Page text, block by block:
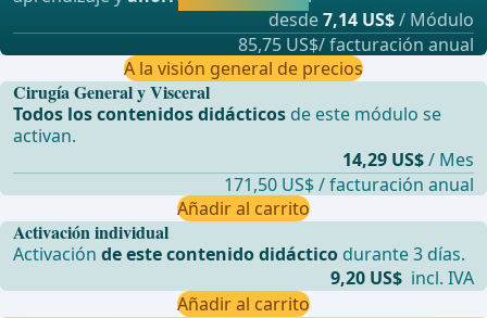
Activación individual
Activaciónde este contenido didáctico durante 3 días.
9,20 US$ incl. IVA
Añadir al carrito
desde7,14 US$/ Módulo
85,75 US$/ facturación anual
A la visión general de precios
Cirugía General y Visceral
Todos los contenidos didácticos de este módulo se
activan.
14,29 US$/ Mes
171,50 US$ / facturación anual
Añadir al carrito